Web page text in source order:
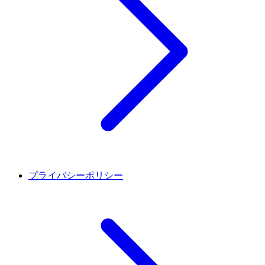
プライバシーポリシー